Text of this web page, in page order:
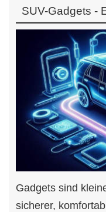
SUV-Gadgets -
Gadgets sind
sicherer,